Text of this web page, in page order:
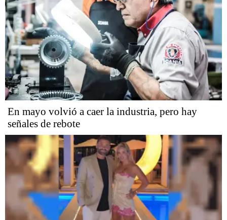
En mayo volvió a caer la industria, pero hay
señales de rebote